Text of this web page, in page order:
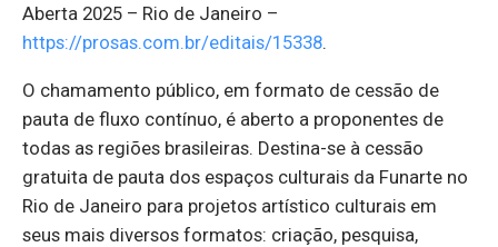
Aberta 2025 – Rio de Janeiro –
https://prosas.com.br/editais/15338.
O chamamento público, em formato de cessão de
pauta de fluxo contínuo, é aberto a proponentes de
todas as regiões brasileiras. Destina-se à cessão
gratuita de pauta dos espaços culturais da Funarte no
Rio de Janeiro para projetos artístico culturais em
seus mais diversos formatos: criação, pesquisa,